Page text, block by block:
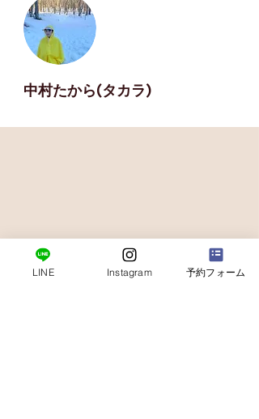
中村たから(タカラ)
LINE Instagram 予約フォーム